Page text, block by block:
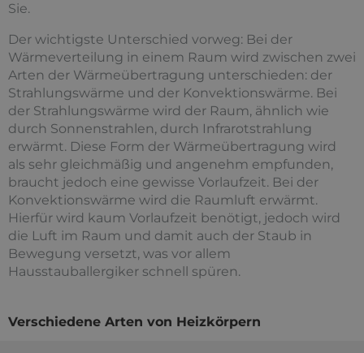
Sie.
Der wichtigste Unterschied vorweg: Bei der
Wärmeverteilung in einem Raum wird zwischen zwei
Arten der Wärmeübertragung unterschieden: der
Strahlungswärme und der Konvektionswärme. Bei
der Strahlungswärme wird der Raum, ähnlich wie
durch Sonnenstrahlen, durch Infrarotstrahlung
erwärmt. Diese Form der Wärmeübertragung wird
als sehr gleichmäßig und angenehm empfunden,
braucht jedoch eine gewisse Vorlaufzeit. Bei der
Konvektionswärme wird die Raumluft erwärmt.
Hierfür wird kaum Vorlaufzeit benötigt, jedoch wird
die Luft im Raum und damit auch der Staub in
Bewegung versetzt, was vor allem
Hausstauballergiker schnell spüren.
Verschiedene Arten von Heizkörpern